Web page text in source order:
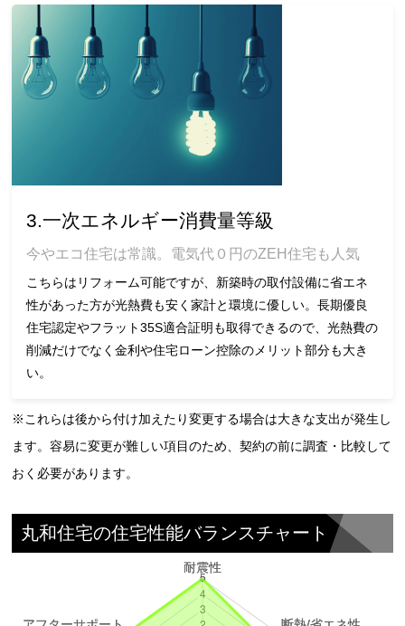
3.一次エネルギー消費量等級
今やエコ住宅は常識。電気代０円のZEH住宅も人気
こちらはリフォーム可能ですが、新築時の取付設備に省エネ
性があった方が光熱費も安く家計と環境に優しい。長期優良
住宅認定やフラット35S適合証明も取得できるので、光熱費の
削減だけでなく金利や住宅ローン控除のメリット部分も大き
い。
※これらは後から付け加えたり変更する場合は大きな支出が発生し
ます。容易に変更が難しい項目のため、契約の前に調査・比較して
おく必要があります。
丸和住宅の住宅性能バランスチャート